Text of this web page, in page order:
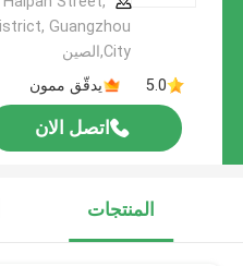
Guangzhou
City,الصين
5.0
يدقّق ممون
اتصل الان
المنتجات